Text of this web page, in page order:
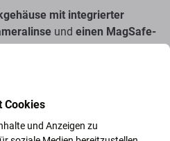
mit integrierter
und einen MagSafe-
trägt dazu bei, die äußere
und die
MagSafe-kompatibles
sich, um das
Cookies
und Anzeigen zu